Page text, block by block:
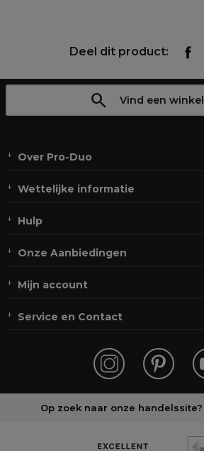
Deel dit product:
Vind een winkel
Over Pro-Duo
Wettelijke informatie
Hulp
Onze Aanbiedingen
Mijn account
Service en Contact
Op zoek naar onze handelssite?